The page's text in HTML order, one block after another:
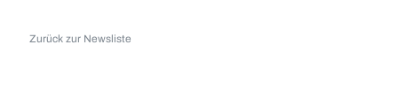
Zurück zur Newsliste